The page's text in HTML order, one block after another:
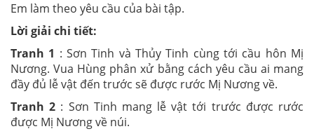
Em làm theo yêu cầu của bài tập.
Lời giải chi tiết:
Tranh 1 : Sơn Tinh và Thủy Tinh cùng tới cầu hôn Mị
Nương. Vua Hùng phân xử bằng cách yêu cầu ai mang
đầy đủ lễ vật đến trước sẽ được rước Mị Nương về.
Tranh 2 : Sơn Tinh mang lễ vật tới trước được rước
được Mị Nương về núi.